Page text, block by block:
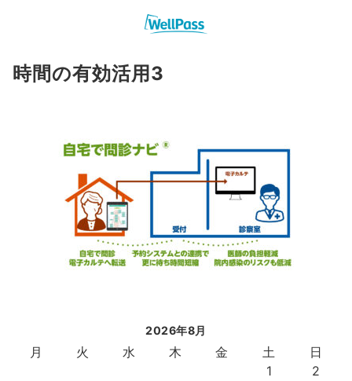
時間の有効活用3
2026年8月
月 火 水 木 金 土
日
1
2